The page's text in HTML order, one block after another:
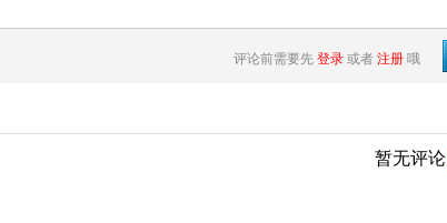
评论前需要先 登录 或者 注册 哦
暂无评论